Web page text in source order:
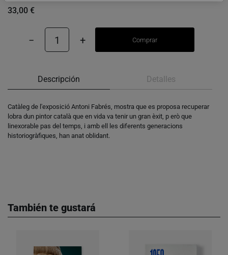
33,00 €
− 1 + Comprar
Descripción Detalles
Catàleg de l'exposició Antoni Fabrés, mostra que es proposa recuperar
lobra dun pintor català que en vida va tenir un gran èxit, p erò que
linexorable pas del temps, i amb ell les diferents generacions
historiogràfiques, han anat oblidant.
También te gustará